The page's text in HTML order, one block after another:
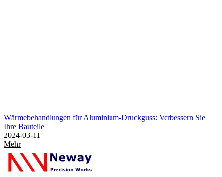
Wärmebehandlungen für Aluminium-Druckguss: Verbessern Sie
Ihre Bauteile
2024-03-11
Mehr